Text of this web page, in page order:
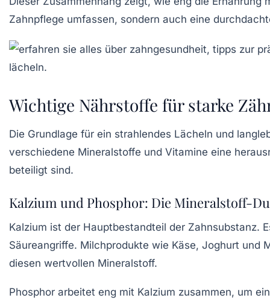
Zahnpflege umfassen, sondern auch eine
Wichtige Nährstoffe für starke
Die Grundlage für ein strahlendes Lächeln und
verschiedene Mineralstoffe und Vitamine eine
beteiligt sind.
Kalzium und Phosphor: Die Mineralstoff-
Kalzium ist der Hauptbestandteil der Zahnsubstanz.
Säureangriffe. Milchprodukte wie Käse, Joghurt und
diesen wertvollen Mineralstoff.
Phosphor arbeitet eng mit Kalzium zusammen, um